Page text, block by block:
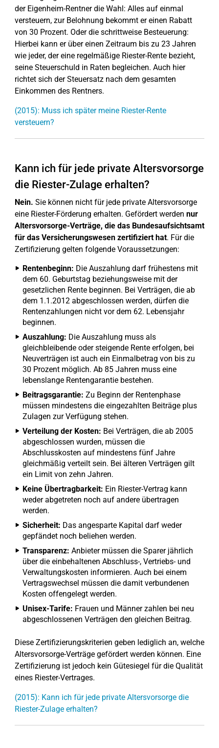
der Eigenheim-Rentner die Wahl: Alles auf einmal
versteuern, zur Belohnung bekommt er einen Rabatt
von 30 Prozent. Oder die schrittweise Besteuerung:
Hierbei kann er über einen Zeitraum bis zu 23 Jahren
wie jeder, der eine regelmäßige Riester-Rente bezieht,
seine Steuerschuld in Raten begleichen. Auch hier
richtet sich der Steuersatz nach dem gesamten
Einkommen des Rentners.
(2015): Muss ich später meine Riester-Rente
versteuern?
Kann ich für jede private Altersvorsorge
die Riester-Zulage erhalten?
Nein. Sie können nicht für jede private Altersvorsorge
eine Riester-Förderung erhalten. Gefördert werden nur
Altersvorsorge-Verträge, die das Bundesaufsichtsamt
für das Versicherungswesen zertifiziert hat. Für die
Zertifizierung gelten folgende Voraussetzungen:
Rentenbeginn: Die Auszahlung darf frühestens mit
dem 60. Geburtstag beziehungsweise mit der
gesetzlichen Rente beginnen. Bei Verträgen, die ab
dem 1.1.2012 abgeschlossen werden, dürfen die
Rentenzahlungen nicht vor dem 62. Lebensjahr
beginnen.
Auszahlung: Die Auszahlung muss als
gleichbleibende oder steigende Rente erfolgen, bei
Neuverträgen ist auch ein Einmalbetrag von bis zu
30 Prozent möglich. Ab 85 Jahren muss eine
lebenslange Rentengarantie bestehen.
Beitragsgarantie: Zu Beginn der Rentenphase
müssen mindestens die eingezahlten Beiträge plus
Zulagen zur Verfügung stehen.
Verteilung der Kosten: Bei Verträgen, die ab 2005
abgeschlossen wurden, müssen die
Abschlusskosten auf mindestens fünf Jahre
gleichmäßig verteilt sein. Bei älteren Verträgen gilt
ein Limit von zehn Jahren.
Keine Übertragbarkeit: Ein Riester-Vertrag kann
weder abgetreten noch auf andere übertragen
werden.
Sicherheit: Das angesparte Kapital darf weder
gepfändet noch beliehen werden.
Transparenz: Anbieter müssen die Sparer jährlich
über die einbehaltenen Abschluss-, Vertriebs- und
Verwaltungskosten informieren. Auch bei einem
Vertragswechsel müssen die damit verbundenen
Kosten offengelegt werden.
Unisex-Tarife: Frauen und Männer zahlen bei neu
abgeschlossenen Verträgen den gleichen Beitrag.
Diese Zertifizierungskriterien geben lediglich an, welche
Altersvorsorge-Verträge gefördert werden können. Eine
Zertifizierung ist jedoch kein Gütesiegel für die Qualität
eines Riester-Vertrages.
(2015): Kann ich für jede private Altersvorsorge die
Riester-Zulage erhalten?